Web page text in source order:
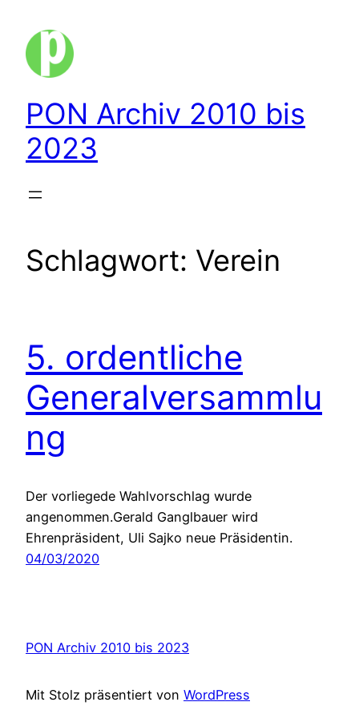
Inhalt
springen
PON Archiv 2010 bis
2023
Schlagwort: Verein
5. ordentliche
Generalversammlu
ng
Der vorliegede Wahlvorschlag wurde
angenommen.Gerald Ganglbauer wird
Ehrenpräsident, Uli Sajko neue Präsidentin.
04/03/2020
PON Archiv 2010 bis 2023
Mit Stolz präsentiert von WordPress